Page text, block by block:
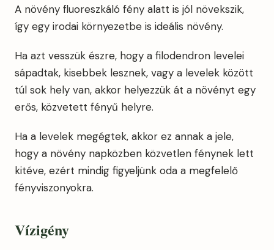
A növény fluoreszkáló fény alatt is jól növekszik,
így egy irodai környezetbe is ideális növény.
Ha azt vesszük észre, hogy a filodendron levelei
sápadtak, kisebbek lesznek, vagy a levelek között
túl sok hely van, akkor helyezzük át a növényt egy
erős, közvetett fényű helyre.
Ha a levelek megégtek, akkor ez annak a jele,
hogy a növény napközben közvetlen fénynek lett
kitéve, ezért mindig figyeljünk oda a megfelelő
fényviszonyokra.
Vízigény